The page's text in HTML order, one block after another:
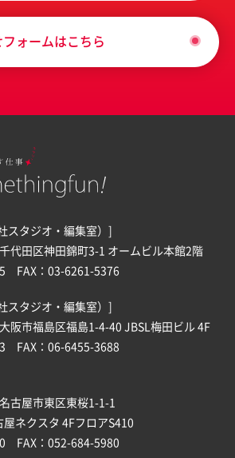
ォームはこちら
スタジオ・編集室）]
代田区神田錦町3-1 オームビル本館2階
FAX：03-6261-5376
スタジオ・編集室）]
阪市福島区福島1-4-40 JBSL梅田ビル 4F
FAX：06-6455-3688
古屋市東区東桜1-1-1
ネクスタ 4FフロアS410
FAX：052-684-5980